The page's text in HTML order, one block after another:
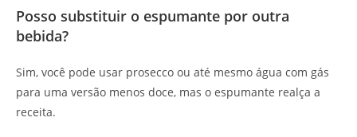
Posso substituir o espumante por outra
bebida?
Sim, você pode usar prosecco ou até mesmo água com gás
para uma versão menos doce, mas o espumante realça a
receita.